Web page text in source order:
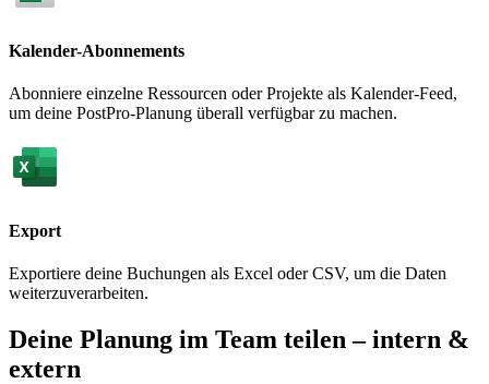
Kalender-Abonnements
Abonniere einzelne Ressourcen oder Projekte als Kalender-Feed,
um deine PostPro-Planung überall verfügbar zu machen.
Export
Exportiere deine Buchungen als Excel oder CSV, um die Daten
weiterzuverarbeiten.
Deine Planung im Team teilen – intern &
extern